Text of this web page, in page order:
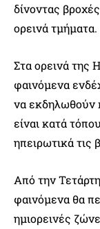
δίνοντας
ορεινά τμήματα.
Στα ορεινά της
φαινόμενα
να εκδηλωθούν
είναι κατά
ηπειρωτικά τις
Από την
φαινόμενα θα
ημιορεινές